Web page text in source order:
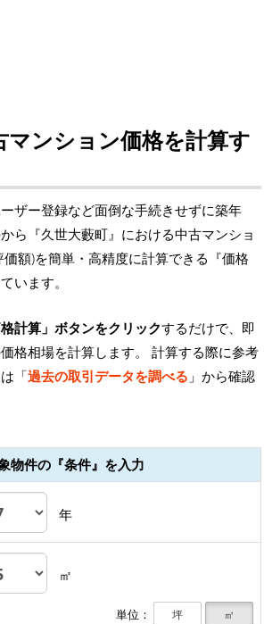
マンション価格を計算す
ザー登録など面倒な手続きせずに築年
ら『久世大藪町』における中古マンショ
額)を簡単・高精度に計算できる『価格
います。
計算」ボタンをクリックするだけで、即
格相場を計算します。 計算する際に参考
「過去の取引データを調べる 」から確認
物件の『条件』を入力
年
㎡
単位： 坪 ㎡